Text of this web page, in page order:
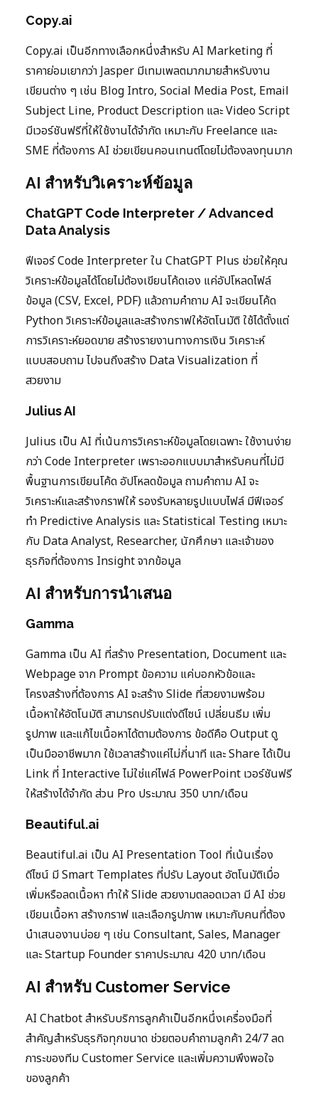
Copy.ai
Copy.ai เป็นอีกทางเลือกหนึ่งสำหรับ AI Marketing ที่
ราคาย่อมเยากว่า Jasper มีเทมเพลตมากมายสำหรับงาน
เขียนต่าง ๆ เช่น Blog Intro, Social Media Post, Email
Subject Line, Product Description และ Video Script
มีเวอร์ชันฟรีที่ให้ใช้งานได้จำกัด เหมาะกับ Freelance และ
SME ที่ต้องการ AI ช่วยเขียนคอนเทนต์โดยไม่ต้องลงทุนมาก
AI สำหรับวิเคราะห์ข้อมูล
ChatGPT Code Interpreter / Advanced
Data Analysis
ฟีเจอร์ Code Interpreter ใน ChatGPT Plus ช่วยให้คุณ
วิเคราะห์ข้อมูลได้โดยไม่ต้องเขียนโค้ดเอง แค่อัปโหลดไฟล์
ข้อมูล (CSV, Excel, PDF) แล้วถามคำถาม AI จะเขียนโค้ด
Python วิเคราะห์ข้อมูลและสร้างกราฟให้อัตโนมัติ ใช้ได้ตั้งแต่
การวิเคราะห์ยอดขาย สร้างรายงานทางการเงิน วิเคราะห์
แบบสอบถาม ไปจนถึงสร้าง Data Visualization ที่
สวยงาม
Julius AI
Julius เป็น AI ที่เน้นการวิเคราะห์ข้อมูลโดยเฉพาะ ใช้งานง่าย
กว่า Code Interpreter เพราะออกแบบมาสำหรับคนที่ไม่มี
พื้นฐานการเขียนโค้ด อัปโหลดข้อมูล ถามคำถาม AI จะ
วิเคราะห์และสร้างกราฟให้ รองรับหลายรูปแบบไฟล์ มีฟีเจอร์
ทำ Predictive Analysis และ Statistical Testing เหมาะ
กับ Data Analyst, Researcher, นักศึกษา และเจ้าของ
ธุรกิจที่ต้องการ Insight จากข้อมูล
AI สำหรับการนำเสนอ
Gamma
Gamma เป็น AI ที่สร้าง Presentation, Document และ
Webpage จาก Prompt ข้อความ แค่บอกหัวข้อและ
โครงสร้างที่ต้องการ AI จะสร้าง Slide ที่สวยงามพร้อม
เนื้อหาให้อัตโนมัติ สามารถปรับแต่งดีไซน์ เปลี่ยนธีม เพิ่ม
รูปภาพ และแก้ไขเนื้อหาได้ตามต้องการ ข้อดีคือ Output ดู
เป็นมืออาชีพมาก ใช้เวลาสร้างแค่ไม่กี่นาที และ Share ได้เป็น
Link ที่ Interactive ไม่ใช่แค่ไฟล์ PowerPoint เวอร์ชันฟรี
ให้สร้างได้จำกัด ส่วน Pro ประมาณ 350 บาท/เดือน
Beautiful.ai
Beautiful.ai เป็น AI Presentation Tool ที่เน้นเรื่อง
ดีไซน์ มี Smart Templates ที่ปรับ Layout อัตโนมัติเมื่อ
เพิ่มหรือลดเนื้อหา ทำให้ Slide สวยงามตลอดเวลา มี AI ช่วย
เขียนเนื้อหา สร้างกราฟ และเลือกรูปภาพ เหมาะกับคนที่ต้อง
นำเสนองานบ่อย ๆ เช่น Consultant, Sales, Manager
และ Startup Founder ราคาประมาณ 420 บาท/เดือน
AI สำหรับ Customer Service
AI Chatbot สำหรับบริการลูกค้าเป็นอีกหนึ่งเครื่องมือที่
สำคัญสำหรับธุรกิจทุกขนาด ช่วยตอบคำถามลูกค้า 24/7 ลด
ภาระของทีม Customer Service และเพิ่มความพึงพอใจ
ของลูกค้า